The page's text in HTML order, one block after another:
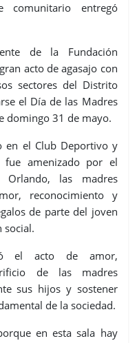
comunitario entregó
de la Fundación
acto de agasajo con
sectores del Distrito
el Día de las Madres
domingo 31 de mayo.
en el Club Deportivo y
fue amenizado por el
Orlando, las madres
reconocimiento y
de parte del joven
social.
el acto de amor,
de las madres
sus hijos y sostener
de la sociedad.
en esta sala hay